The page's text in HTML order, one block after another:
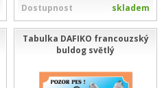
Dostupnost skladem
Tabulka DAFIKO francouzský
buldog světlý